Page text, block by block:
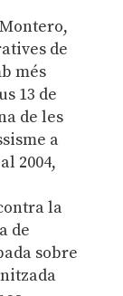
de
més
13 de
de les
a
2004,
la
de
sobre